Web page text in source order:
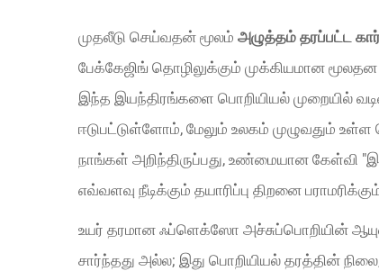
முதலீடு செய்வதன் மூலம் அழுத்தம் தரப்பட்ட
பேக்கேஜிங் தொழிலுக்கும் முக்கியமான
இந்த இயந்திரங்களை பொறியியல் முறையில்
ஈடுபட்டுள்ளோம், மேலும் உலகம் முழுவதும்
நாங்கள் அறிந்திருப்பது, உண்மையான கேள்வி
எவ்வளவு நீடிக்கும் தயாரிப்பு திறனை
உயர் தரமான ஃப்ளெக்ஸோ அச்சுப்பொறியின்
சார்ந்தது அல்ல; இது பொறியியல் தரத்தின்